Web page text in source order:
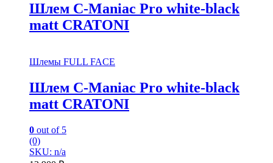
Шлем C-Maniac Pro white-black
matt CRATONI
Шлемы FULL FACE
Шлем C-Maniac Pro white-black
matt CRATONI
0 out of 5
(0)
SKU: n/a